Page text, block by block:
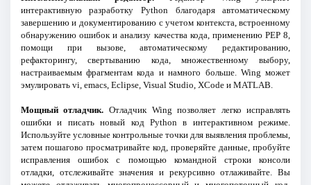
интерактивную разработку Python благодаря автоматическому
завершению и документированию с учетом контекста, встроенному
обнаружению ошибок и анализу качества кода, применению PEP 8,
помощи при вызове, автоматическому редактированию,
рефакторингу, свертыванию кода, множественному выбору,
настраиваемым фрагментам кода и намного больше. Wing может
эмулировать vi, emacs, Eclipse, Visual Studio, XCode и MATLAB.
Мощный отладчик. Отладчик Wing позволяет легко исправлять
ошибки и писать новый код Python в интерактивном режиме.
Используйте условные контрольные точки для выявления проблемы,
затем пошагово просматривайте код, проверяйте данные, пробуйте
исправления ошибок с помощью командной строки консоли
отладки, отслеживайте значения и рекурсивно отлаживайте. Вы